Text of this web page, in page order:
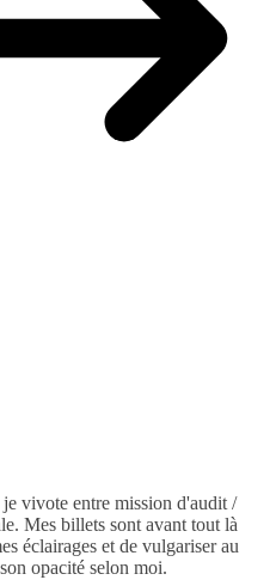
vivote entre mission d'audit /
Mes billets sont avant tout là
éclairages et de vulgariser au
opacité selon moi.